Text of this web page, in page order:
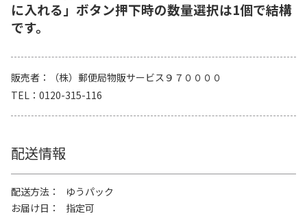
に入れる」ボタン押下時の数量選択は1個で結構
です。
販売者
（株）郵便局物販サービス９７００００
TEL
0120-315-116
配送情報
配送方法
ゆうパック
お届け日
指定可